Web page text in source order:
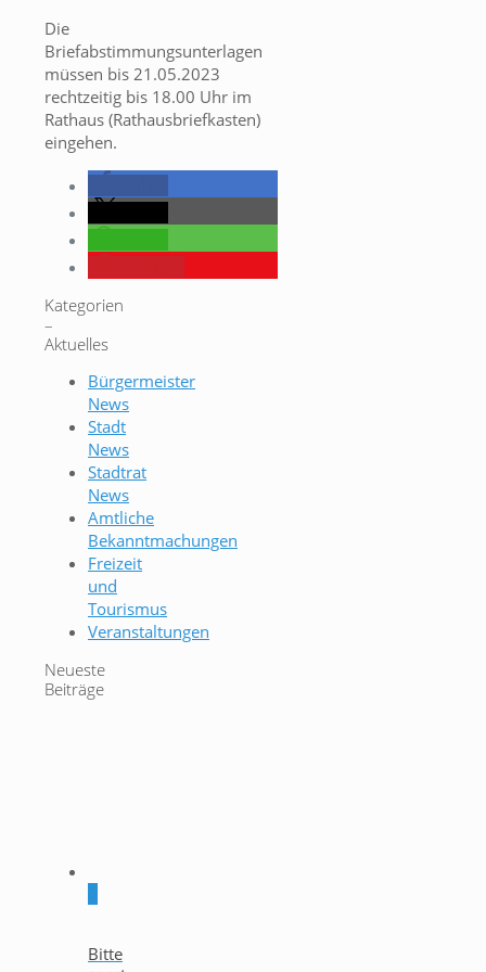
Die
Briefabstimmungsunterlagen
müssen bis 21.05.2023
rechtzeitig bis 18.00 Uhr im
Rathaus (Rathausbriefkasten)
eingehen.
Kategorien
–
Aktuelles
Bürgermeister
News
Stadt
News
Stadtrat
News
Amtliche
Bekanntmachungen
Freizeit
und
Tourismus
Veranstaltungen
Neueste
Beiträge
Bitte